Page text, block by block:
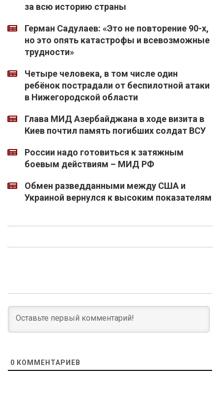
за всю историю страны
Герман Садулаев: «Это не повторение 90-х,
но это опять катастрофы и всевозможные
трудности»
Четыре человека, в том числе один
ребёнок пострадали от беспилотной атаки
в Нижегородской области
Глава МИД Азербайджана в ходе визита в
Киев почтил память погибших солдат ВСУ
России надо готовиться к затяжным
боевым действиям – МИД РФ
Обмен разведданными между США и
Украиной вернулся к высоким показателям
0 КОММЕНТАРИЕВ